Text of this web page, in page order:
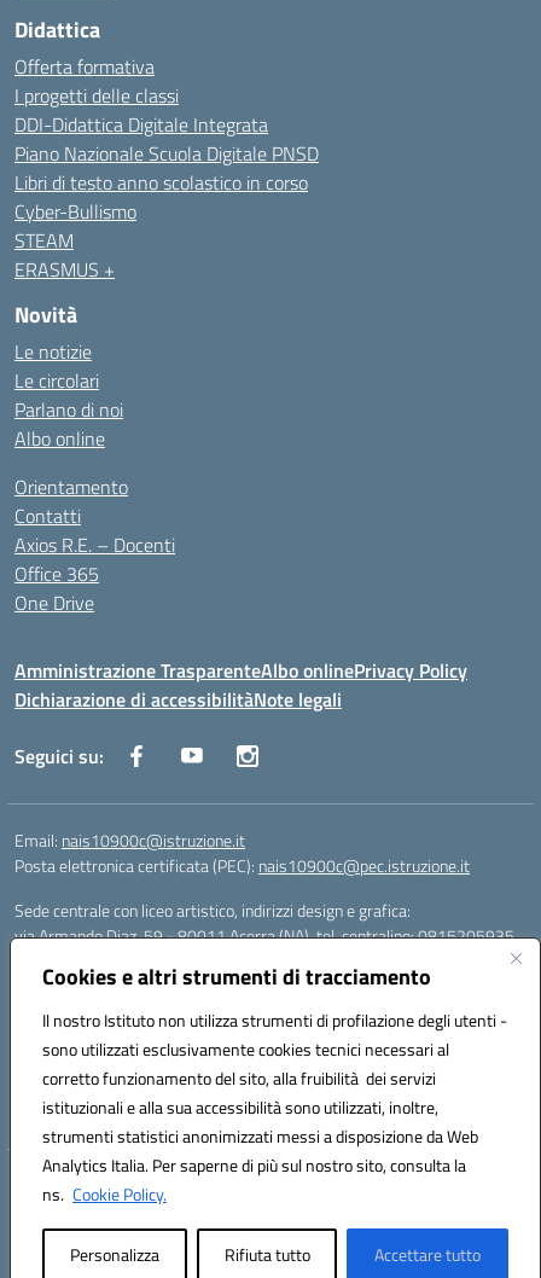
Cookies e altri strumenti di tracciamento
Il nostro Istituto non utilizza strumenti di profilazione degli utenti -
sono utilizzati esclusivamente cookies tecnici necessari al
corretto funzionamento del sito, alla fruibilità dei servizi
istituzionali e alla sua accessibilità sono utilizzati, inoltre,
strumenti statistici anonimizzati messi a disposizione da Web
Analytics Italia. Per saperne di più sul nostro sito, consulta la
ns. Cookie Policy.
Personalizza Rifiuta tutto Accettare tutto
Didattica
Offerta formativa
I progetti delle classi
DDI-Didattica Digitale Integrata
Piano Nazionale Scuola Digitale PNSD
Libri di testo anno scolastico in corso
Cyber-Bullismo
STEAM
ERASMUS +
Novità
Le notizie
Le circolari
Parlano di noi
Albo online
Orientamento
Contatti
Axios R.E. – Docenti
Office 365
One Drive
Amministrazione TrasparenteAlbo onlinePrivacy Policy
Dichiarazione di accessibilitàNote legali
Seguici su:
Email: nais10900c@istruzione.it
Posta elettronica certificata (PEC): nais10900c@pec.istruzione.it
Sede centrale con liceo artistico, indirizzi design e grafica:
via Armando Diaz, 59 - 80011 Acerra (NA), tel. centralino: 0815205935
via T. Campanella, 80011 Acerra (NA), tel/fax: 0818850905
Sede succursale con liceo musicale:
via S. Pellico, 80011 Acerra (NA), tel: 08119660921
Email: nais10900c@istruzione.it | PEC: nais10900c@pec.istruzione.it |
Nome Ufficio PA: Uff_eFatturaPA | Codice Univoco ufficio: UFOYYV |
C.Fisc: 93056740637
Hosting & Powered by 3D Solution S.r.l.
Concept & Design by Designers Italia